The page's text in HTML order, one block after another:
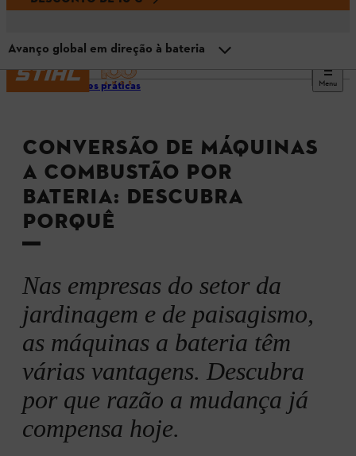
Menu
Melhores práticas
CONVERSÃO DE MÁQUINAS
A COMBUSTÃO POR
BATERIA: DESCUBRA
PORQUÊ
Nas empresas do setor da
jardinagem e de paisagismo,
as máquinas a bateria têm
várias vantagens. Descubra
por que razão a mudança já
compensa hoje.
Avanço global em direção à bateria
Liléo Jardins muda para máquinas a bateria
O que os profissionais querem